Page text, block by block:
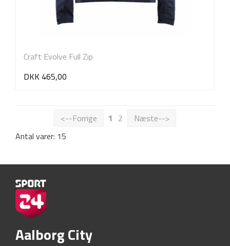
Craft Evolve Full Zip
DKK 465,00
<--Forrige 1 2
Næste-->
Antal varer: 15
Aalborg City